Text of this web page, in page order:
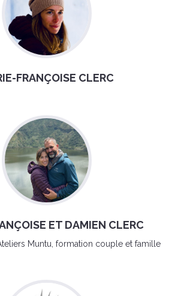
FRANÇOISE CLERC
ET DAMIEN CLERC
Muntu, formation couple et famille